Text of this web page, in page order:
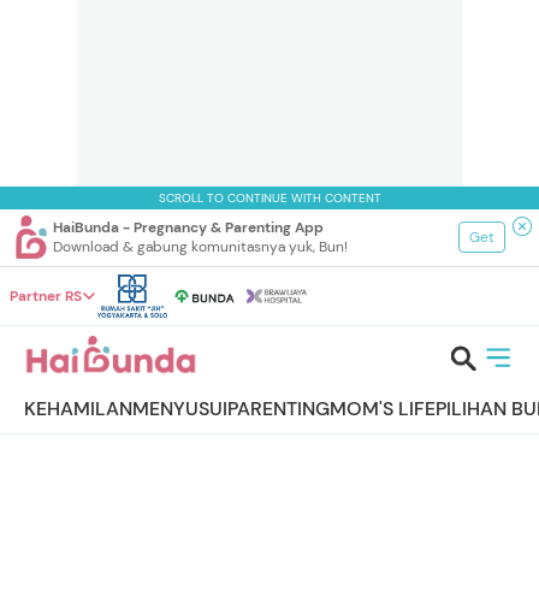
SCROLL TO CONTINUE WITH CONTENT
HaiBunda - Pregnancy & Parenting App
Download & gabung komunitasnya yuk, Bun!
Get
Partner RS
KEHAMILANMENYUSUIPARENTINGMOM'S LIFEPILIHAN